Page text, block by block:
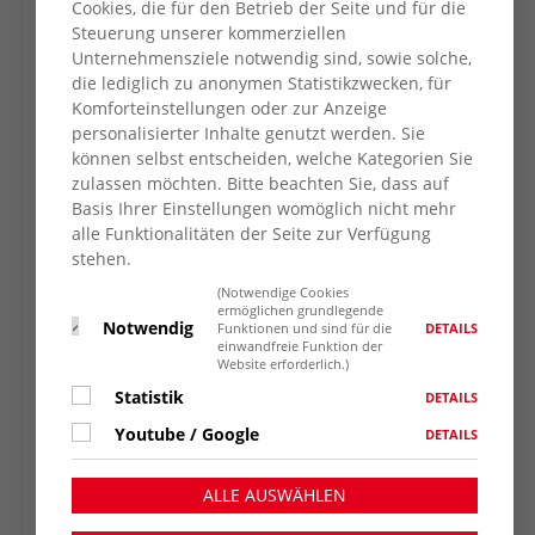
ehrenamtlichen Helfer*innen vertreten. Auf
der Bühne fanden einige Redebeiträge statt.
Dabei war auch Bürgermeister Ralf Köpke,
Schirmherr der Veranstaltung. „Der CSD hier
in Neukirchen-Vluyn ist der größte im Kreis
Wesel. Neukirchen-Vluyn ist vielfältig und
tolerant, zumindest die Mehrheit der
Menschen hier. Sie wollen die Vielfältigkeit, sie
wollen Toleranz und ein friedliches
Miteinander. Und das, was wir heute hier
machen, dem Hass Haltung entgegensetzen,
das ist genau der richtige Weg.“
Ulle Schauws, Bundestagsabgeordnete der
Grünen, ergriff als Nächste das Mikrofon.
„Seit langer Zeit stehe ich im Bundestag für
die Queerpolitik ein. Wir haben einige Sachen
geschafft, ich finde, immer noch zu wenig.
Endlich konnte das Selbstbestimmungsgesetz
Cookies, die für den Betrieb der Seite und für die
Steuerung unserer kommerziellen
Unternehmensziele notwendig sind, sowie solche,
die lediglich zu anonymen Statistikzwecken, für
Komforteinstellungen oder zur Anzeige
personalisierter Inhalte genutzt werden. Sie
können selbst entscheiden, welche Kategorien Sie
zulassen möchten. Bitte beachten Sie, dass auf
Basis Ihrer Einstellungen womöglich nicht mehr
alle Funktionalitäten der Seite zur Verfügung
stehen.
Notwendig
(Notwendige Cookies
ermöglichen grundlegende
Funktionen und sind für die
einwandfreie Funktion der
Website erforderlich.)
DETAILS
Statistik DETAILS
Youtube / Google DETAILS
ALLE AUSWÄHLEN